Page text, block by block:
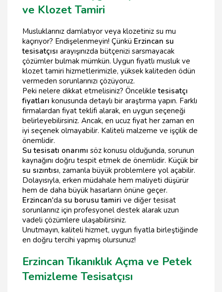
ve Klozet Tamiri
Musluklarınız damlatıyor veya klozetiniz su mu
kaçırıyor? Endişelenmeyin! Çünkü Erzincan su
tesisatçısı arayışınızda bütçenizi sarsmayacak
çözümler bulmak mümkün. Uygun fiyatlı musluk ve
klozet tamiri hizmetlerimizle, yüksek kaliteden ödün
vermeden sorunlarınızı çözüyoruz.
Peki nelere dikkat etmelisiniz? Öncelikletesisatçı
fiyatları konusunda detaylı bir araştırma yapın. Farklı
firmalardan fiyat teklifi alarak, en uygun seçeneği
belirleyebilirsiniz. Ancak, en ucuz fiyat her zaman en
iyi seçenek olmayabilir. Kaliteli malzeme ve işçilik de
önemlidir.
Su tesisatı onarımı söz konusu olduğunda, sorunun
kaynağını doğru tespit etmek de önemlidir. Küçük bir
su sızıntısı, zamanla büyük problemlere yol açabilir.
Dolayısıyla, erken müdahale hem maliyeti düşürür
hem de daha büyük hasarların önüne geçer.
Erzincan'da su borusu tamiri ve diğer tesisat
sorunlarınız için profesyonel destek alarak uzun
vadeli çözümlere ulaşabilirsiniz.
Unutmayın, kaliteli hizmet, uygun fiyatla birleştiğinde
en doğru tercihi yapmış olursunuz!
Erzincan Tıkanıklık Açma ve Petek
Temizleme Tesisatçısı